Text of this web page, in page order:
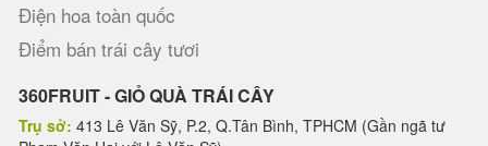
Điện hoa toàn quốc
Điểm bán trái cây tươi
360FRUIT - GIỎ QUÀ TRÁI CÂY
Trụ sở: 413 Lê Văn Sỹ, P.2, Q.Tân Bình, TPHCM (Gần ngã tư